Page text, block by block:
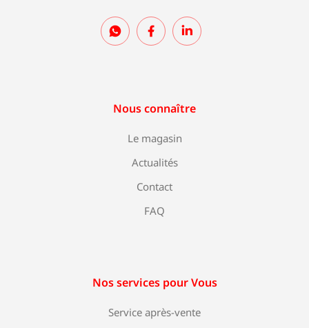
Nous connaître
Le magasin
Actualités
Contact
FAQ
Nos services pour Vous
Service après-vente